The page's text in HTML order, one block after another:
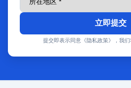
立即提交
提交即表示同意《隐私政策》，我